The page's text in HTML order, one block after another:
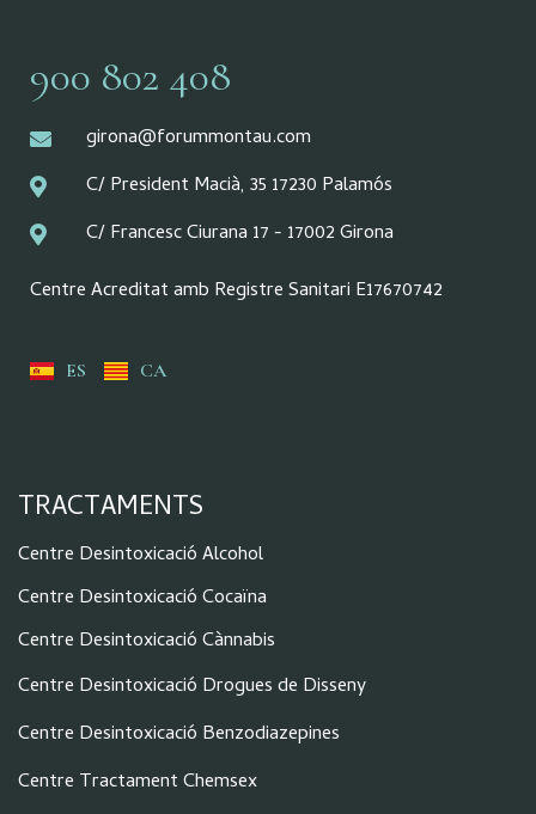
900 802 408
girona@forummontau.com
C/ President Macià, 35 17230 Palamós
C/ Francesc Ciurana 17 - 17002 Girona
Centre Acreditat amb Registre Sanitari E17670742
ES CA
TRACTAMENTS
Centre Desintoxicació Alcohol
Centre Desintoxicació Cocaïna
Centre Desintoxicació Cànnabis
Centre Desintoxicació Drogues de Disseny
Centre Desintoxicació Benzodiazepines
Centre Tractament Chemsex